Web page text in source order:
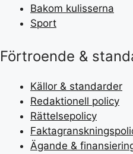
Bakom kulisserna
Sport
Förtroende &
Källor & standarder
Redaktionell policy
Rättelsepolicy
Ägande &